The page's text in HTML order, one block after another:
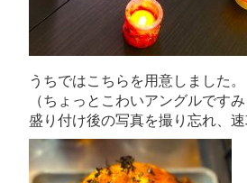
うちではこちらを用意しました。
（ちょっとこわいアングルです
盛り付け後の写真を撮り忘れ、